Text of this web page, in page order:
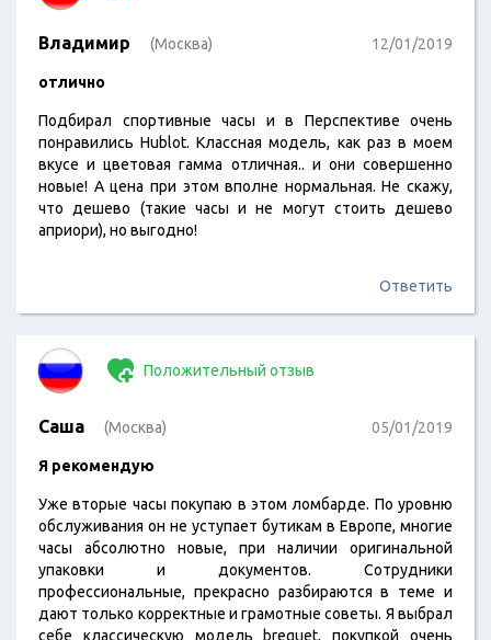
Владимир (Москва) 12/01/2019
отлично
Подбирал спортивные часы и в Перспективе очень
понравились Hublot. Классная модель, как раз в моем
вкусе и цветовая гамма отличная.. и они совершенно
новые! А цена при этом вполне нормальная. Не скажу,
что дешево (такие часы и не могут стоить дешево
априори), но выгодно!
Ответить
Положительный отзыв
Саша (Москва) 05/01/2019
Я рекомендую
Уже вторые часы покупаю в этом ломбарде. По уровню
обслуживания он не уступает бутикам в Европе, многие
часы абсолютно новые, при наличии оригинальной
упаковки и документов. Сотрудники
профессиональные, прекрасно разбираются в теме и
дают только корректные и грамотные советы. Я выбрал
себе классическую модель breguet, покупкой очень